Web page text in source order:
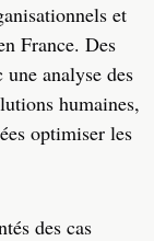
et
France. Des
une analyse des
humaines,
optimiser les
des cas